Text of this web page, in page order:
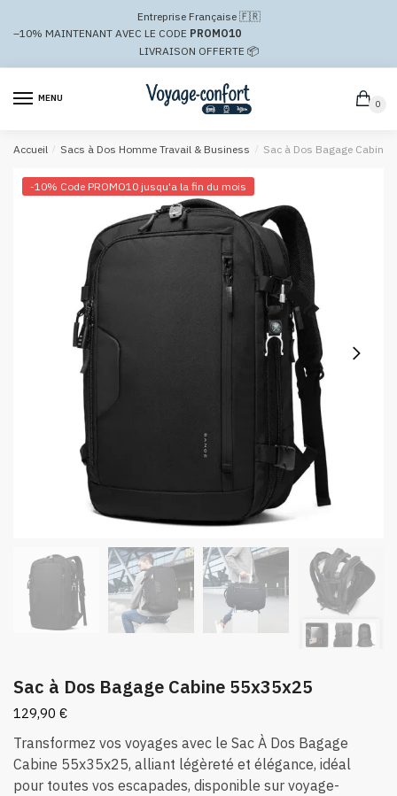
navigation
Entreprise Française 🇫🇷
–10% MAINTENANT AVEC LE CODE PROMO10
LIVRAISON OFFERTE 📦
MENU
0
Accueil / Sacs à Dos Homme Travail & Business / Sac à Dos Bagage Cabine
-10% Code PROMO10 jusqu'a la fin du mois
Sac à Dos Bagage Cabine 55x35x25
129,90 €
Transformez vos voyages avec le Sac À Dos Bagage
Cabine 55x35x25, alliant légèreté et élégance, idéal
pour toutes vos escapades, disponible sur voyage-